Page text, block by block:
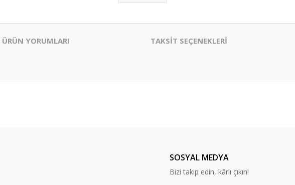
ÜRÜN YORUMLARI TAKSİT SEÇENEKLERİ
SOSYAL MEDYA
Bizi takip edin, kârlı çıkın!